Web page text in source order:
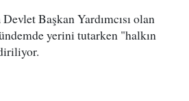
Başkan Yardımcısı olan
yerini tutarken "halkın